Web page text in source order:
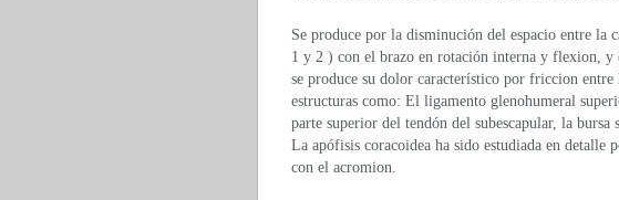
Se produce por la disminución del espacio entre
1 y 2 ) con el brazo en rotación interna y flexion, y
se produce su dolor característico por friccion entre
estructuras como: El ligamento glenohumeral
parte superior del tendón del subescapular, la
La apófisis coracoidea ha sido estudiada en
con el acromion.